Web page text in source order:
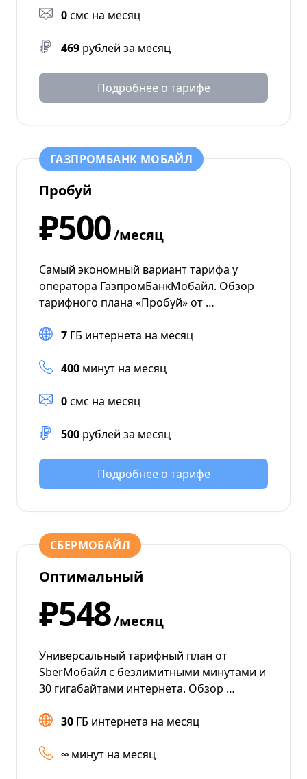
0смс на месяц
469 рублей за месяц
Подробнее о тарифе
ГАЗПРОМБАНК МОБАЙЛ
Пробуй
₽500/месяц
Самый экономный вариант тарифа у
оператора ГазпромБанкМобайл. Обзор
тарифного плана «Пробуй» от …
7 ГБ интернета на месяц
400 минут на месяц
0смс на месяц
500 рублей за месяц
Подробнее о тарифе
СБЕРМОБАЙЛ
Оптимальный
₽548/месяц
Универсальный тарифный план от
SberМобайл с безлимитными минутами и
30 гигабайтами интернета. Обзор …
30 ГБ интернета на месяц
∞ минут на месяц